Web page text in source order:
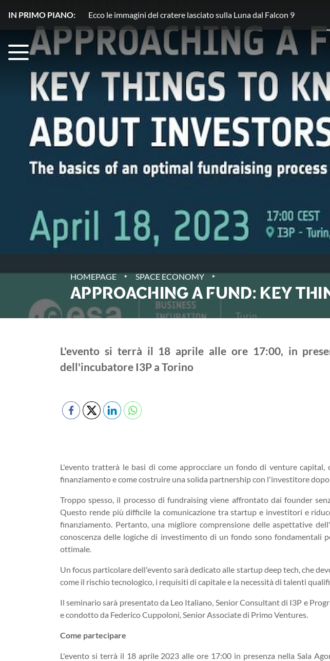
IN PRIMO PIANO: Plutone, azoto in movimento
HOMEPAGE ‣ SPACE ECONOMY ‣
APPROACHING A FUND: KEY
L'evento si terrà il 18 aprile alle ore 17:00, in
dell'incubatore I3P a Torino
L'evento tratterà le basi di come approcciare un fondo di venture
finanziamento e come costruire una solida partnership con l'investitore
Troppo spesso, il processo di fundraising viene affrontato dai founder
Questo rende più difficile la comunicazione tra startup e investitori e
finanziamento. Pertanto, una migliore comprensione delle aspettative
conoscenza delle logiche di investimento di un fondo sono fondamentali
ottimale.
Un focus particolare dell'evento sarà dedicato alle startup deep tech, che
come il rischio tecnologico, i requisiti di capitale e la necessità di talenti
Il seminario sarà presentato da Leo Italiano, Senior Consultant di I3P e
e condotto da Federico Cuppoloni, Senior Associate di Primo Ventures.
Come partecipare
L'evento si terrà il 18 aprile 2023 alle ore 17:00 in presenza nella Sala